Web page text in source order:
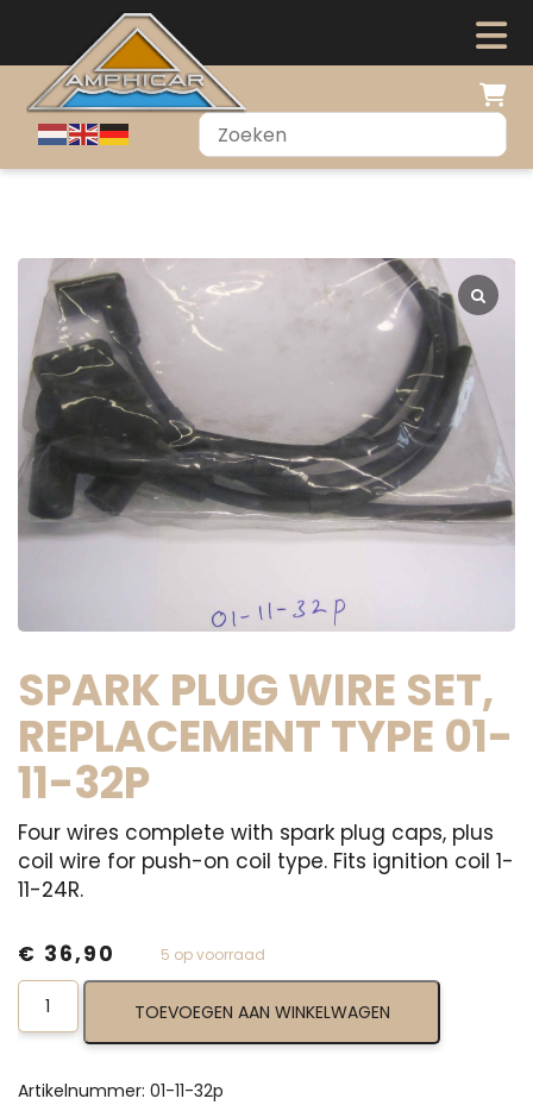
SPARK PLUG WIRE SET,
REPLACEMENT TYPE 01-
11-32P
Four wires complete with spark plug caps, plus
coil wire for push-on coil type. Fits ignition coil 1-
11-24R.
5 op voorraad
€ 36,90
Spark
Plug
Wire
Replacement
TOEVOEGEN AAN WINKELWAGEN
Artikelnummer: 01-11-32p